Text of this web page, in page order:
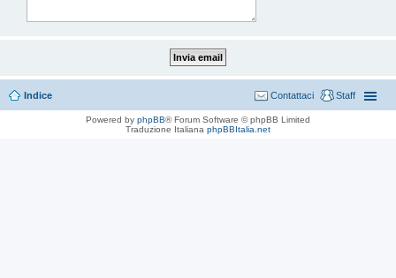
Indice Staff
Contattaci
Powered by phpBB® Forum Software © phpBB Limited
Traduzione Italiana phpBBItalia.net